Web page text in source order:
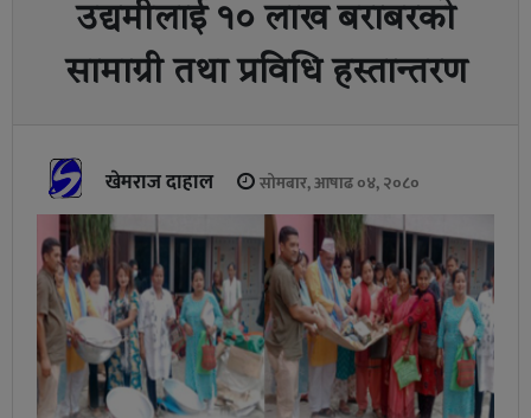
उद्यमीलाई १० लाख बराबरको
सामाग्री तथा प्रविधि हस्तान्तरण
खेमराज दाहाल सोमबार, आषाढ ०४, २०८०